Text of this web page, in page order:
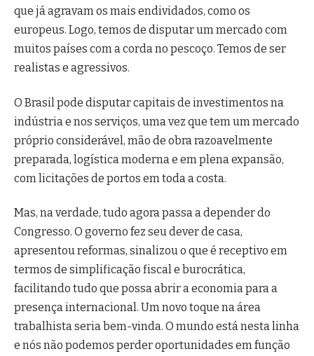
que já agravam os mais endividados, como os
europeus. Logo, temos de disputar um mercado com
muitos países com a corda no pescoço. Temos de ser
realistas e agressivos.
O Brasil pode disputar capitais de investimentos na
indústria e nos serviços, uma vez que tem um mercado
próprio considerável, mão de obra razoavelmente
preparada, logística moderna e em plena expansão,
com licitações de portos em toda a costa.
Mas, na verdade, tudo agora passa a depender do
Congresso. O governo fez seu dever de casa,
apresentou reformas, sinalizou o que é receptivo em
termos de simplificação fiscal e burocrática,
facilitando tudo que possa abrir a economia para a
presença internacional. Um novo toque na área
trabalhista seria bem-vinda. O mundo está nesta linha
e nós não podemos perder oportunidades em função